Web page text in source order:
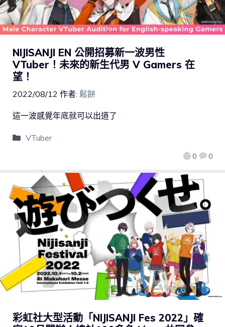
NIJISANJI EN 公開招募新一波男性
VTuber！未來的新生代男 V Gamers 在
望！
2022/08/12 作者: 鬆餅
0 0
這一波感覺年底就可以出道了
VTuber
彩虹社大型活動「NIJISANJI Fes 2022」確